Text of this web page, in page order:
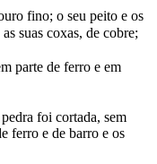
fino; o seu peito e os
suas coxas, de cobre;
parte de ferro e em
foi cortada, sem
ferro e de barro e os